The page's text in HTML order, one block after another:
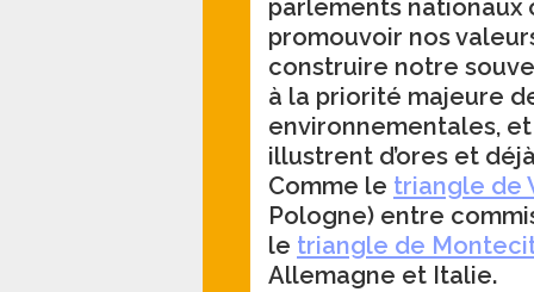
parlements nationaux
promouvoir nos
construire notre
à la priorité majeure
environnementales,
illustrent d’ores et
Comme le triangle de
Pologne) entre
le triangle de
Allemagne et Italie.